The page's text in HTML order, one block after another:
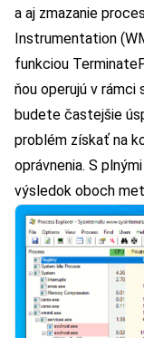
a aj zmazanie
Instrumentation
funkciou
ňou operujú v
budete častejšie
problém získať na
oprávnenia. S
výsledok oboch